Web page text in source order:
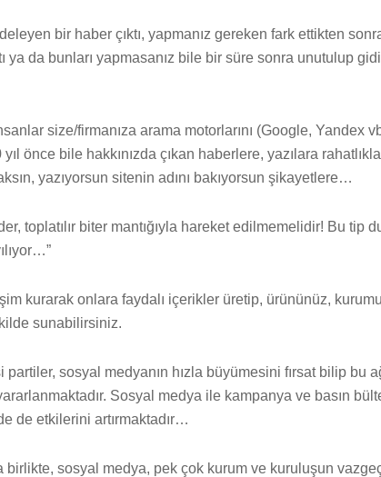
bir haber çıktı, yapmanız gereken fark ettikten
ya da bunları yapmasanız bile bir süre sonra unutulup
size/firmanıza arama motorlarını (Google, Yandex
önce bile hakkınızda çıkan haberlere, yazılara
yazıyorsun sitenin adını bakıyorsun şikayetlere…
toplatılır biter mantığıyla hareket edilmemelidir! Bu tip
kurarak onlara faydalı içerikler üretip, ürününüz,
sunabilirsiniz.
partiler, sosyal medyanın hızla büyümesini fırsat bilip bu
Sosyal medya ile kampanya ve basın
de etkilerini artırmaktadır…
birlikte, sosyal medya, pek çok kurum ve kuruluşun